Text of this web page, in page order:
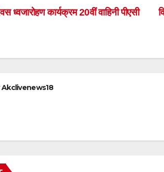
ध्वजारोहण कार्यक्रम 20वीं वाहिनी पीएसी
Akclivenews18